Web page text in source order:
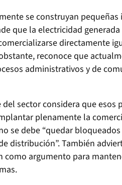
se construyan
que la electricidad
directamente
reconoce que
administrativos y de
sector considera que esos
plenamente la
se debe “quedar
distribución”. También
como argumento para